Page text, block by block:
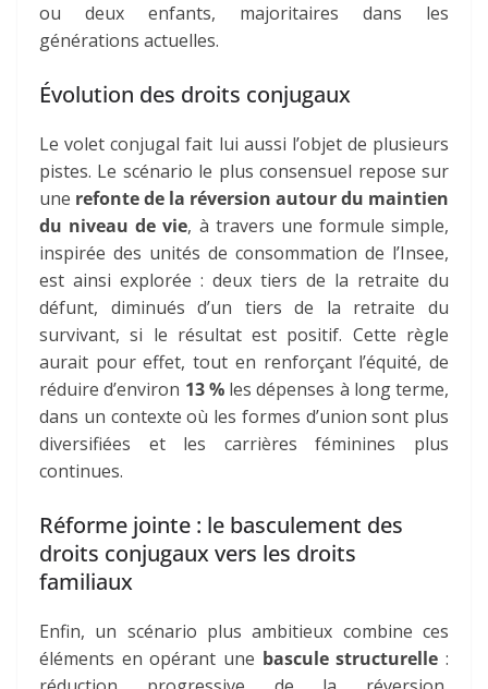
ou deux enfants, majoritaires dans les
générations actuelles.
Évolution des droits conjugaux
Le volet conjugal fait lui aussi l’objet de plusieurs
pistes. Le scénario le plus consensuel repose sur
une refonte de la réversion autour du maintien
du niveau de vie, à travers une formule simple,
inspirée des unités de consommation de l’Insee,
est ainsi explorée : deux tiers de la retraite du
défunt, diminués d’un tiers de la retraite du
survivant, si le résultat est positif. Cette règle
aurait pour effet, tout en renforçant l’équité, de
réduire d’environ 13 %les dépenses à long terme,
dans un contexte où les formes d’union sont plus
diversifiées et les carrières féminines plus
continues.
Réforme jointe : le basculement des
droits conjugaux vers les droits
familiaux
Enfin, un scénario plus ambitieux combine ces
éléments en opérant une bascule structurelle :